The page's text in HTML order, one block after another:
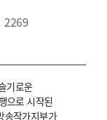
2269
기로운
으로 시작된
송작가지부가